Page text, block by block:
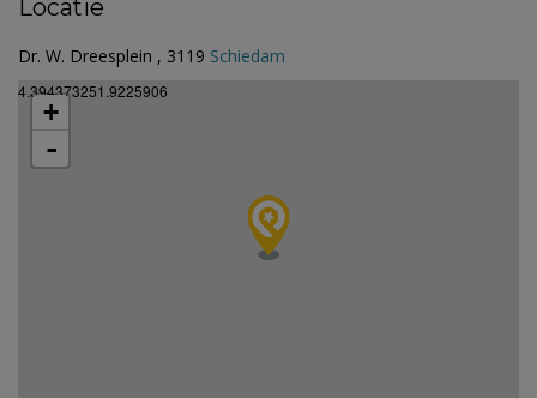
Locatie
Dr. W. Dreesplein , 3119 Schiedam
4.394373251.9225906
+
-